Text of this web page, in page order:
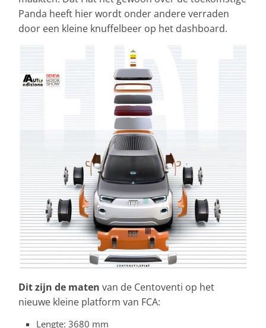
Panda heeft hier wordt onder andere verraden
door een kleine knuffelbeer op het dashboard.
Dit zijn de maten van de Centoventi op het
nieuwe kleine platform van FCA:
Lengte: 3680 mm